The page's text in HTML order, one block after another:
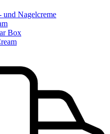
und Nagelcreme
Box